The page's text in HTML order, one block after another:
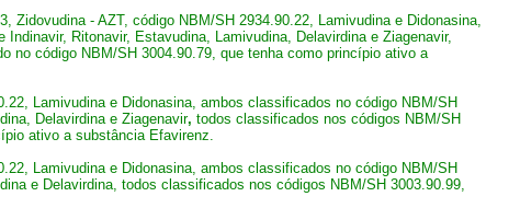
Zidovudina - AZT, código NBM/SH 2934.90.22, Lamivudina e Didonasina,
Ritonavir, Estavudina, Lamivudina, Delavirdina e Ziagenavir,
no código NBM/SH 3004.90.79, que tenha como princípio ativo a
Lamivudina e Didonasina, ambos classificados no código NBM/SH
Delavirdina e Ziagenavir, todos classificados nos códigos NBM/SH
ativo a substância Efavirenz.
Lamivudina e Didonasina, ambos classificados no código NBM/SH
e Delavirdina, todos classificados nos códigos NBM/SH 3003.90.99,